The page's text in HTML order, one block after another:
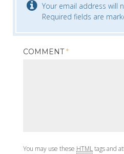
Your email address will
Required fields are
COMMENT*
You may use these HTMLtags and